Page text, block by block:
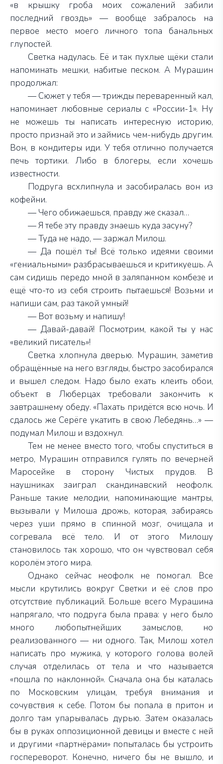
«в крышку гроба моих сожалений забили
последний гвоздь» — вообще забралось на
первое место моего личного топа банальных
глупостей.
Светка надулась. Её и так пухлые щёки стали
напоминать мешки, набитые песком. А Мурашин
продолжал:
— Сюжет у тебя — трижды переваренный кал,
напоминает любовные сериалы с «России-1». Ну
не можешь ты написать интересную историю,
просто признай это и займись чем-нибудь другим.
Вон, в кондитеры иди. У тебя отлично получается
печь тортики. Либо в блогеры, если хочешь
известности.
Подруга всхлипнула и засобиралась вон из
кофейни.
— Чего обижаешься, правду же сказал…
— Я тебе эту правду знаешь куда засуну?
— Туда не надо, — заржал Милош.
— Да пошёл ты! Всё только идеями своими
«гениальными» разбрасываешься и критикуешь. А
сам сидишь передо мной в заляпанном комбезе и
ещё что-то из себя строить пытаешься! Возьми и
напиши сам, раз такой умный!
— Вот возьму и напишу!
— Давай-давай! Посмотрим, какой ты у нас
«великий писатель»!
Светка хлопнула дверью. Мурашин, заметив
обращённые на него взгляды, быстро засобирался
и вышел следом. Надо было ехать клеить обои,
объект в Люберцах требовали закончить к
завтрашнему обеду. «Пахать придётся всю ночь. И
сдалось же Серёге укатить в свою Лебедянь…» —
подумал Милош и вздохнул.
Тем не менее вместо того, чтобы спуститься в
метро, Мурашин отправился гулять по вечерней
Маросейке в сторону Чистых прудов. В
наушниках заиграл скандинавский неофолк.
Раньше такие мелодии, напоминающие мантры,
вызывали у Милоша дрожь, которая, забираясь
через уши прямо в спинной мозг, очищала и
согревала всё тело. И от этого Милошу
становилось так хорошо, что он чувствовал себя
королём этого мира.
Однако сейчас неофолк не помогал. Все
мысли крутились вокруг Светки и её слов про
отсутствие публикаций. Больше всего Мурашина
напрягало, что подруга была права: у него было
много любопытнейших замыслов, но
реализованного — ни одного. Так, Милош хотел
написать про мужика, у которого голова волей
случая отделилась от тела и что называется
«пошла по наклонной». Сначала она бы каталась
по Московским улицам, требуя внимания и
сочувствия к себе. Потом бы попала в притон и
долго там упарывалась дурью. Затем оказалась
бы в руках оппозиционной девицы и вместе с ней
и другими «партнёрами» попыталась бы устроить
госпереворот. Конечно, ничего бы не вышло, и